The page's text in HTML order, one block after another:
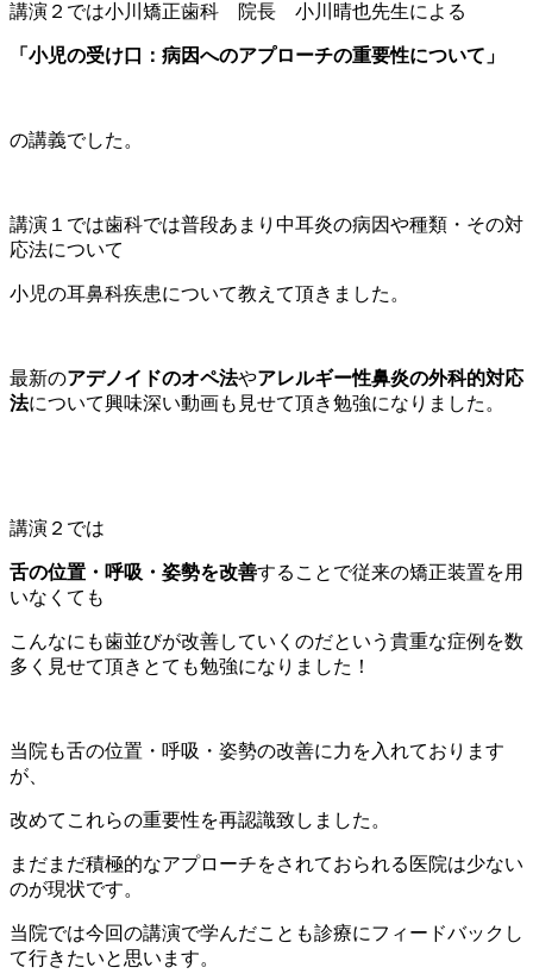
講演２では小川矯正歯科 院長 小川晴也先生による
「小児の受け口：病因へのアプローチの重要性について」
の講義でした。
講演１では歯科では普段あまり中耳炎の病因や種類・その対
応法について
小児の耳鼻科疾患について教えて頂きました。
最新のアデノイドのオペ法やアレルギー性鼻炎の外科的対応
法について興味深い動画も見せて頂き勉強になりました。
講演２では
舌の位置・呼吸・姿勢を改善することで従来の矯正装置を用
いなくても
こんなにも歯並びが改善していくのだという貴重な症例を数
多く見せて頂きとても勉強になりました！
当院も舌の位置・呼吸・姿勢の改善に力を入れております
が、
改めてこれらの重要性を再認識致しました。
まだまだ積極的なアプローチをされておられる医院は少ない
のが現状です。
当院では今回の講演で学んだことも診療にフィードバックし
て行きたいと思います。